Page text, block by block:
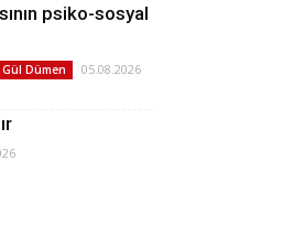
psiko-sosyal
Dümen 05.08.2026